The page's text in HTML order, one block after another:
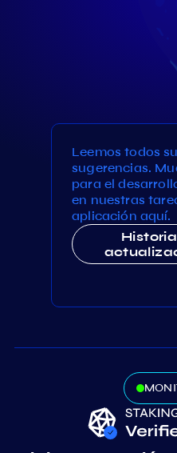
Leemos todos
sugerencias.
para el
en nuestras
aplicación aquí.